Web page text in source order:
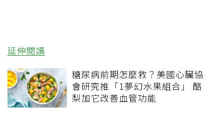
延伸閱讀
糖尿病前期怎麼救？美國心臟協
會研究推「1夢幻水果組合」 酪
梨加它改善血管功能